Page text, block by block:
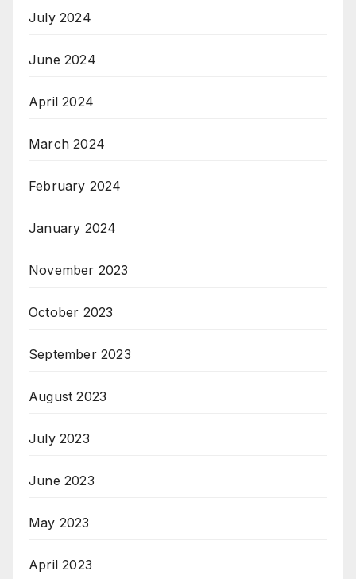
July 2024
June 2024
April 2024
March 2024
February 2024
January 2024
November 2023
October 2023
September 2023
August 2023
July 2023
June 2023
May 2023
April 2023